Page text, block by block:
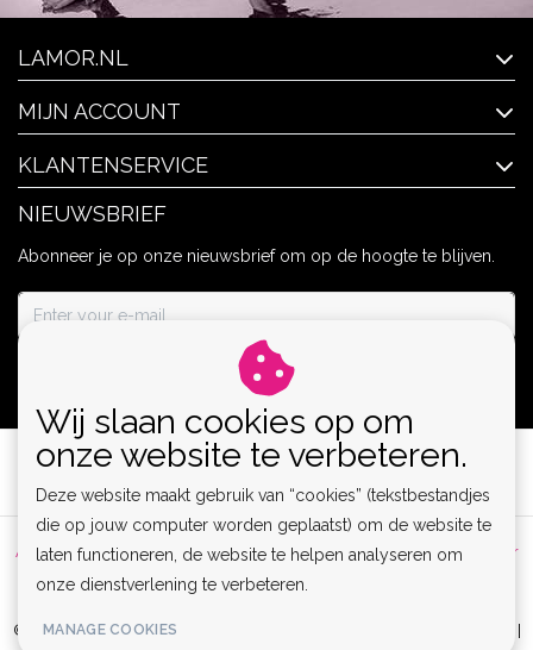
LAMOR.NL
MIJN ACCOUNT
KLANTENSERVICE
NIEUWSBRIEF
Abonneer je op onze nieuwsbrief om op de hoogte te blijven.
Algemene voorwaarden | Privacy Policy | Sitemap |
Disclaimer
RSS Feed
© Copyright 2026 - Lamor | Clubwear, Lingerie & Kinky Fashion XS-6XL |
Wij slaan cookies op om
onze website te verbeteren.
Deze website maakt gebruik van “cookies” (tekstbestandjes
die op jouw computer worden geplaatst) om de website te
laten functioneren, de website te helpen analyseren om
onze dienstverlening te verbeteren.
MANAGE COOKIES